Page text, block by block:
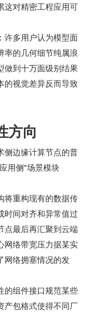
这对精密工程应用可
许多用户认为模型面
率的几何细节纯属浪
做到十万面级别结果
的视觉差异反而导致
方向
侧边缘计算节点的普
用侧"场景模块
将重构现有的数据传
时间对齐和异常值过
点最后再汇聚到云端
网络带宽压力据某实
网络拥塞情况的发
的组件接口规范某些
产包格式使得不同厂